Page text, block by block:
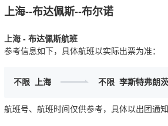
上海--布达佩斯--布尔诺
上海 - 布达佩斯航班
参考信息如下，具体航班以实际出票为准：
不限 上海 不限 李斯特弗朗
航班号、航班时间仅供参考，具体以出团通